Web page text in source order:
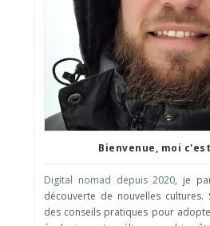
Bienvenue, moi
Digital nomad depuis 2020, je
découverte de nouvelles cultures.
des conseils pratiques pour